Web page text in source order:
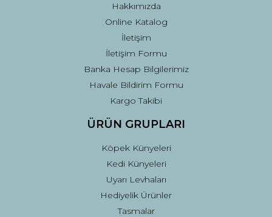
Gönder
Hakkımızda
Online Katalog
İletişim
İletişim Formu
Banka Hesap Bilgilerimiz
Havale Bildirim Formu
Kargo Takibi
ÜRÜN GRUPLARI
Köpek Künyeleri
Kedi Künyeleri
Uyarı Levhaları
Hediyelik Ürünler
Tasmalar